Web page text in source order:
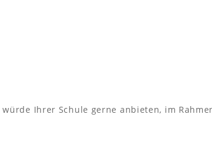
Ihrer Schule gerne anbieten, im